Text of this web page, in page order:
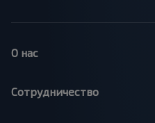
О нас
Сотрудничество